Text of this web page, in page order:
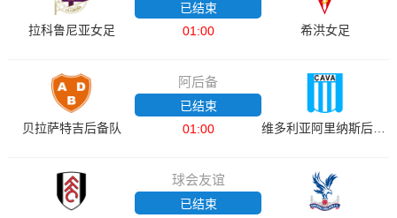
拉科鲁尼亚女足
已结束
01:00
希洪女足
贝拉萨特吉后备队
阿后备
已结束
01:00
球会友谊
已结束